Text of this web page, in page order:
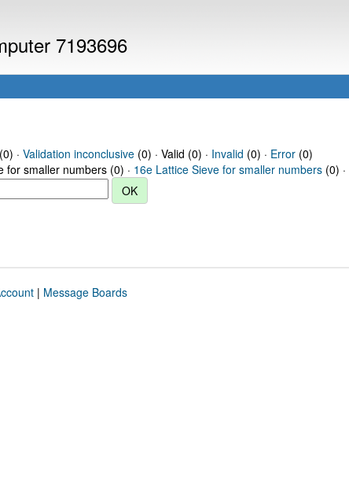
7193696
(0) · Validation inconclusive(0) · Valid (0) · Invalid (0) · Error(0)
for smaller numbers (0) · 16e Lattice Sieve for smaller numbers (0) ·
| Message Boards